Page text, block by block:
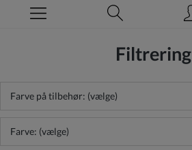
Filtrering
Farve på tilbehør: (vælge)
Farve: (vælge)